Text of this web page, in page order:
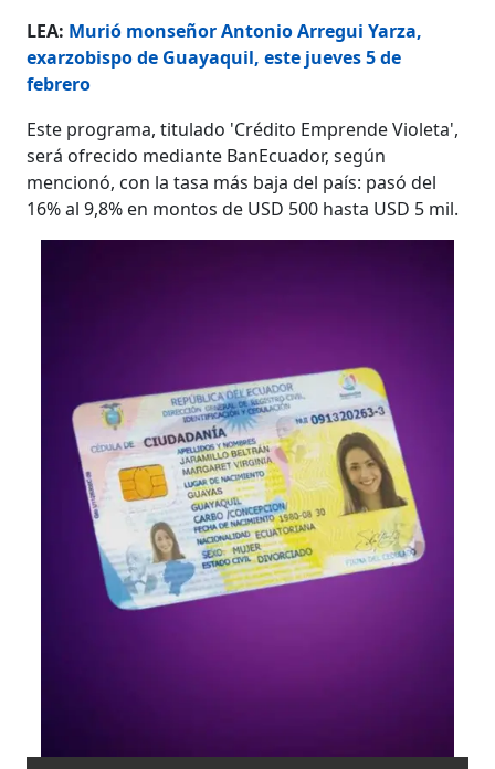
LEA: Murió monseñor Antonio Arregui Yarza,
exarzobispo de Guayaquil, este jueves 5 de
febrero
Este programa, titulado 'Crédito Emprende Violeta',
será ofrecido mediante BanEcuador, según
mencionó, con la tasa más baja del país: pasó del
16% al 9,8% en montos de USD 500 hasta USD 5 mil.